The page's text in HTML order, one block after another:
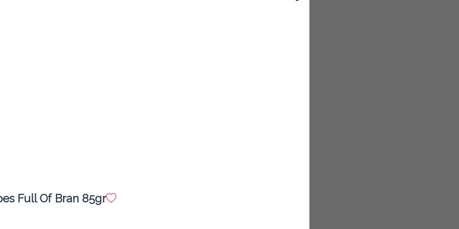
Full Of Bran 85gr